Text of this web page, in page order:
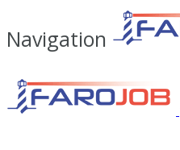
Navigation